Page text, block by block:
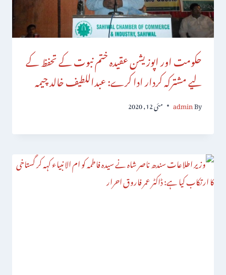
حکومت اور اپوزیشن عقیدہ ختم نبوت کے تحفظ کے
لیے مشترکہ کردار ادا کرے: عبداللطیف خالد چیمہ
By
admin مئی 12, 2020